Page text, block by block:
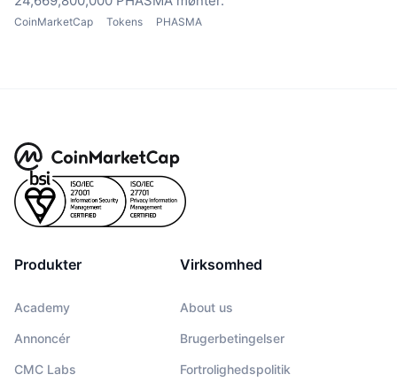
CoinMarketCap Tokens PHASMA
Produkter
Academy
Annoncér
CMC Labs
Virksomhed
About us
Brugerbetingelser
Fortrolighedspolitik